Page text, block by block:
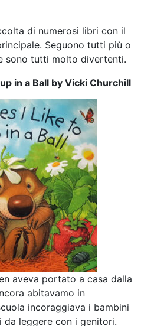
di numerosi libri con il
Seguono tutti più o
sono tutti molto divertenti.
in a Ball by Vicki Churchill
aveva portato a casa dalla
abitavamo in
incoraggiava i bambini
leggere con i genitori.